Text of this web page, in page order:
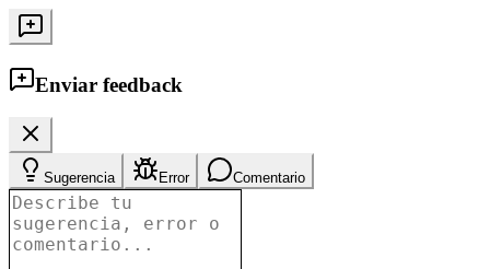
Enviar feedback
Sugerencia Error Comentario